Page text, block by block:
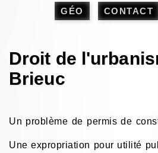
GÉO CONTACT
Droit de
Brieuc
Un problème de permis de
Une expropriation pour utilité